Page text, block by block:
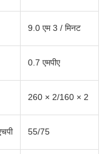
9.0 एम 3 / मिनट
0.7 एमपीए
260 × 2/160 × 2
55/75